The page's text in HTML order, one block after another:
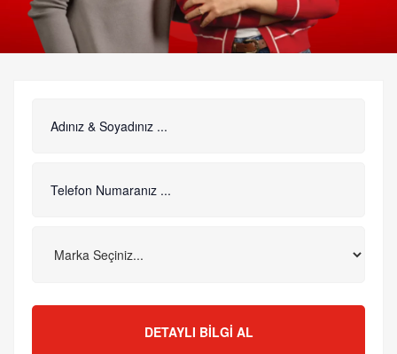
DETAYLI BILGI AL